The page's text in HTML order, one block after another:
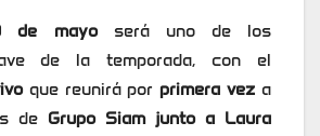
de mayoserá uno de los
de la temporada, con el
que reunirá porprimera vez a
de Grupo Siam junto a Laura